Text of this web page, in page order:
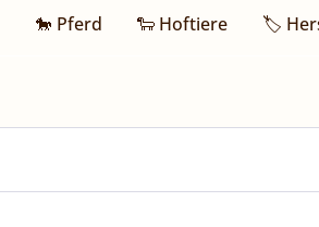
🐎 Pferd 🐑 Hoftiere 🏷️